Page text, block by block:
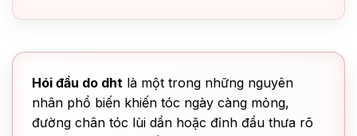
Hói đầu do dht là một trong những nguyên
nhân phổ biến khiến tóc ngày càng mỏng,
đường chân tóc lùi dần hoặc đỉnh đầu thưa rõ